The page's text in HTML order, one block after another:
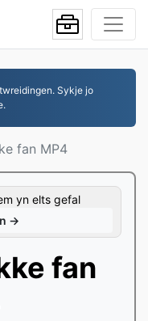
Sykje jo
fan MP4
yn elts gefal
→
fan